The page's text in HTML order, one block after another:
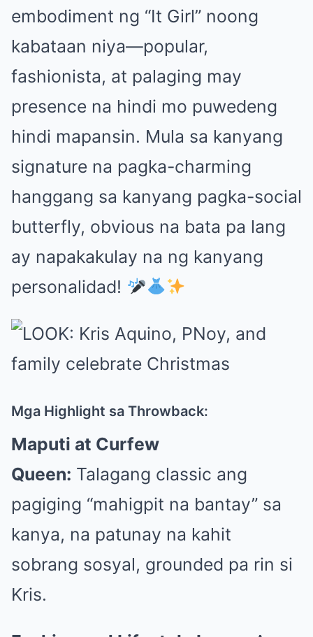
embodiment ng “It Girl” noong
kabataan niya—popular,
fashionista, at palaging may
presence na hindi mo puwedeng
hindi mapansin. Mula sa kanyang
signature na pagka-charming
hanggang sa kanyang pagka-social
butterfly, obvious na bata pa lang
ay napakakulay na ng kanyang
personalidad!
Mga Highlight sa Throwback:
Maputi at Curfew
Queen: Talagang classic ang
pagiging “mahigpit na bantay” sa
kanya, na patunay na kahit
sobrang sosyal, grounded pa rin si
Kris.